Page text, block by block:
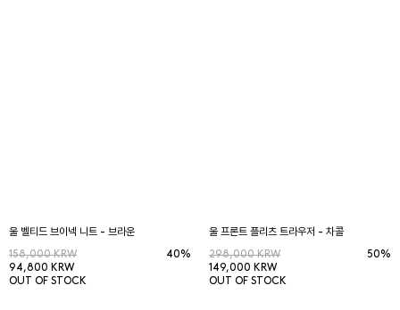
울 벨티드 브이넥 니트 - 브라운
158,000 KRW
94,800 KRW
40%
OUT OF STOCK
울 프론트 플리츠 트라우저 - 차콜
298,000 KRW
149,000 KRW
50%
OUT OF STOCK